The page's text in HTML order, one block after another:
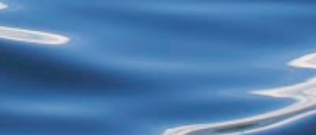
fim de lixões no Brasil até 2014. Os
habitantes da região que viviam do lixo há
mais de 40 anos - selecionando roupas e
restos de alimentos para reciclagem, por
exemplo - estão proibidos de exercer